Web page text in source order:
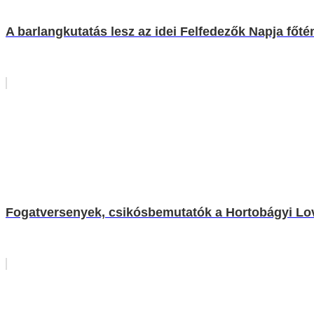
A barlangkutatás lesz az idei Felfedezők Napja
Fogatversenyek, csikósbemutatók a Hortobágyi